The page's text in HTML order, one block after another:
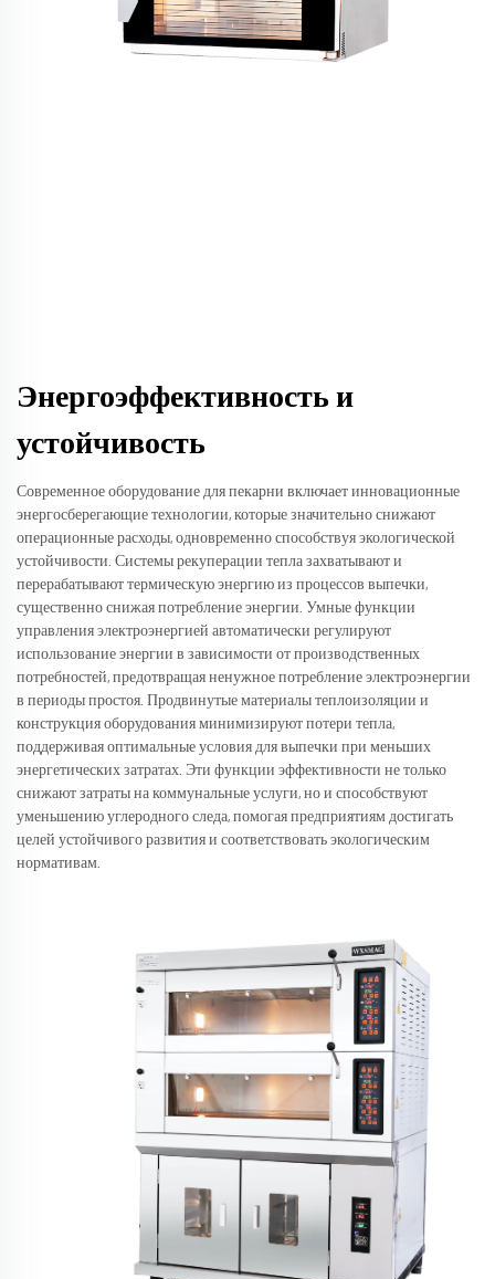
Энергоэффективность и
устойчивость
Современное оборудование для пекарни включает инновационные
энергосберегающие технологии, которые значительно снижают
операционные расходы, одновременно способствуя экологической
устойчивости. Системы рекуперации тепла захватывают и
перерабатывают термическую энергию из процессов выпечки,
существенно снижая потребление энергии. Умные функции
управления электроэнергией автоматически регулируют
использование энергии в зависимости от производственных
потребностей, предотвращая ненужное потребление электроэнергии
в периоды простоя. Продвинутые материалы теплоизоляции и
конструкция оборудования минимизируют потери тепла,
поддерживая оптимальные условия для выпечки при меньших
энергетических затратах. Эти функции эффективности не только
снижают затраты на коммунальные услуги, но и способствуют
уменьшению углеродного следа, помогая предприятиям достигать
целей устойчивого развития и соответствовать экологическим
нормативам.